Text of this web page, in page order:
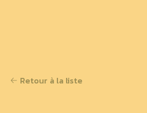
Retour à la liste